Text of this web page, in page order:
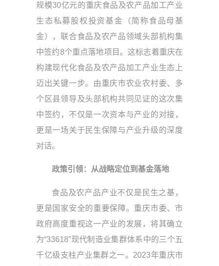
规模30亿元的重庆食品及农产品加工产业
生态私募股权投资基金（简称食品母基
金），联合食品及农产品领域头部机构集
中签约8个重点落地项目。这标志着重庆在
构建现代化食品及农产品加工产业生态上
迈出关键一步。由重庆市农业农村委、多
个区县领导及头部机构共同见证的这次集
中签约，不仅是一次资本与产业的对接，
更是一场关于民生保障与产业升级的深度
对话。
政策引领：从战略定位到基金落地
食品及农产品产业不仅是民生之基，
更是国家安全的重要保障。重庆市委、市
政府高度重视这一产业的发展，将其确立
为“33618”现代制造业集群体系中的三个五
千亿级支柱产业集群之一。2023年重庆市